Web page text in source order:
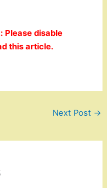
disable
this article.
Next Post →